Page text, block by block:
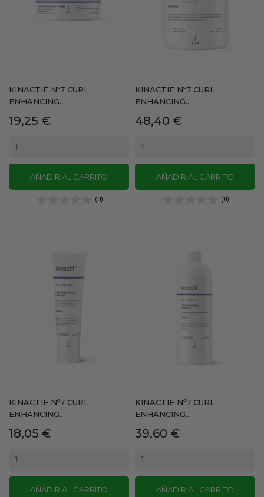
KINACTIF Nº7 CURL
ENHANCING...
Precio
19,25 €
AÑADIR AL CARRITO
(0)
KINACTIF Nº7 CURL
ENHANCING...
Precio
48,40 €
AÑADIR AL CARRITO
(0)
KINACTIF Nº7 CURL
ENHANCING...
Precio
18,05 €
AÑADIR AL CARRITO
KINACTIF Nº7 CURL
ENHANCING...
Precio
39,60 €
AÑADIR AL CARRITO